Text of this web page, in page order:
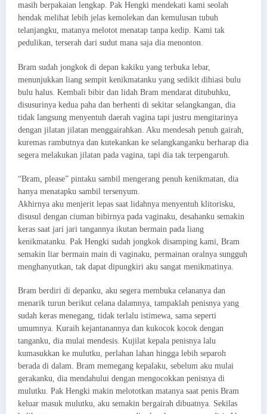
masih berpakaian lengkap. Pak Hengki mendekati kami seolah
hendak melihat lebih jelas kemolekan dan kemulusan tubuh
telanjangku, matanya melotot menatap tanpa kedip. Kami tak
pedulikan, terserah dari sudut mana saja dia menonton.
Bram sudah jongkok di depan kakiku yang terbuka lebar,
menunjukkan liang sempit kenikmatanku yang sedikit dihiasi bulu
bulu halus. Kembali bibir dan lidah Bram mendarat ditubuhku,
disusurinya kedua paha dan berhenti di sekitar selangkangan, dia
tidak langsung menyentuh daerah vagina tapi justru mengitarinya
dengan jilatan jilatan menggairahkan. Aku mendesah penuh gairah,
kuremas rambutnya dan kutekankan ke selangkanganku berharap dia
segera melakukan jilatan pada vagina, tapi dia tak terpengaruh.
“Bram, please” pintaku sambil mengerang penuh kenikmatan, dia
hanya menatapku sambil tersenyum.
Akhirnya aku menjerit lepas saat lidahnya menyentuh klitorisku,
disusul dengan ciuman bibirnya pada vaginaku, desahanku semakin
keras saat jari jari tangannya ikutan bermain pada liang
kenikmatanku. Pak Hengki sudah jongkok disamping kami, Bram
semakin liar bermain main di vaginaku, permainan oralnya sungguh
menghanyutkan, tak dapat dipungkiri aku sangat menikmatinya.
Bram berdiri di depanku, aku segera membuka celananya dan
menarik turun berikut celana dalamnya, tampaklah penisnya yang
sudah keras menegang, tidak terlalu istimewa, sama seperti
umumnya. Kuraih kejantanannya dan kukocok kocok dengan
tanganku, dia mulai mendesis. Kujilat kepala penisnya lalu
kumasukkan ke mulutku, perlahan lahan hingga lebih separoh
berada di dalam. Bram memegang kepalaku, sebelum aku mulai
gerakanku, dia mendahului dengan mengocokkan penisnya di
mulutku. Pak Hengki makin melototkan matanya saat penis Bram
keluar masuk mulutku, aku semakin bergairah dibuatnya. Sekilas